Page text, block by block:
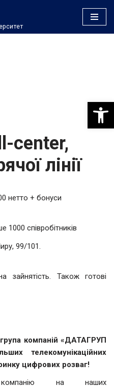
center,
лінії
нетто + бонуси
1000 співробітників
99/101.
зайнятість. Також готові
компаній «ДАТАГРУП
телекомунікаційних
цифрових розваг!
на наших